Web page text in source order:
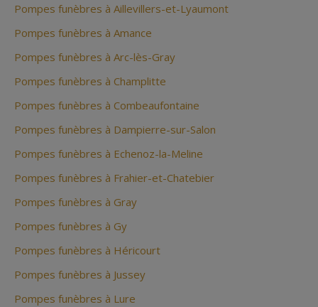
Pompes funèbres à Aillevillers-et-Lyaumont
Pompes funèbres à Amance
Pompes funèbres à Arc-lès-Gray
Pompes funèbres à Champlitte
Pompes funèbres à Combeaufontaine
Pompes funèbres à Dampierre-sur-Salon
Pompes funèbres à Echenoz-la-Meline
Pompes funèbres à Frahier-et-Chatebier
Pompes funèbres à Gray
Pompes funèbres à Gy
Pompes funèbres à Héricourt
Pompes funèbres à Jussey
Pompes funèbres à Lure